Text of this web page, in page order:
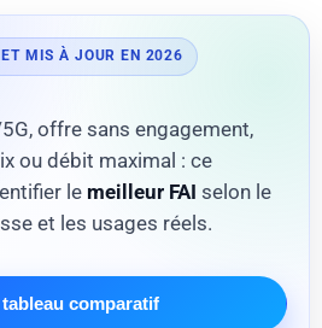
MIS À JOUR EN 2026
offre sans engagement,
ou débit maximal : ce
le meilleur FAI selon le
et les usages réels.
comparatif